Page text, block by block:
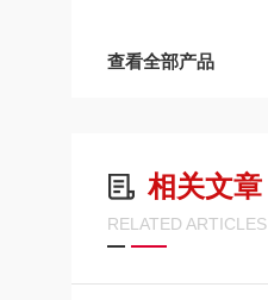
查看全部产品
相关文章
RELATED ARTICLES